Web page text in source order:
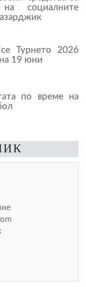
на социалните
Турнето 2026
19 юни
по време на